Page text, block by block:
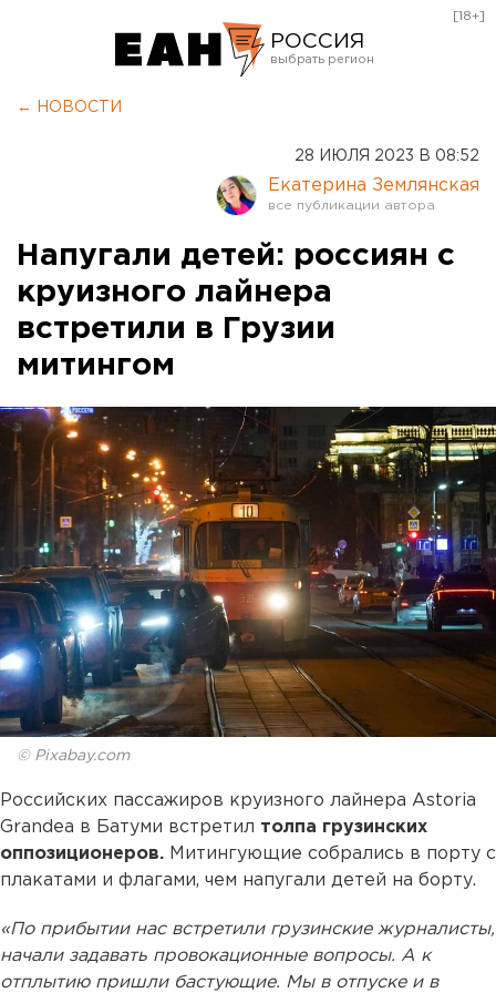
РОССИЯ
Оренбург
[18+]
← НОВОСТИ
28 ИЮЛЯ 2023 В 08:52
Екатерина Землянская
Напугали детей: россиян с
круизного лайнера
встретили в Грузии
митингом
© Pixabay.com
Российских пассажиров круизного лайнера Astoria
Grandeа в Батуми встретил толпа грузинских
оппозиционеров. Митингующие собрались в порту с
плакатами и флагами, чем напугали детей на борту.
«По прибытии нас встретили грузинские журналисты,
начали задавать провокационные вопросы. А к
отплытию пришли бастующие. Мы в отпуске и в